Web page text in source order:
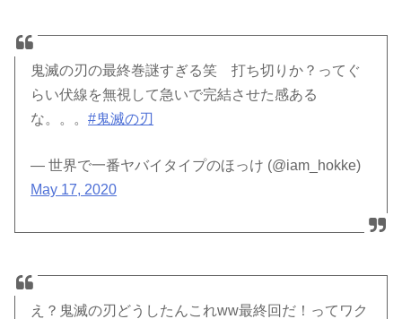
鬼滅の刃の最終巻謎すぎる笑 打ち切りか？ってぐ
らい伏線を無視して急いで完結させた感ある
な。。。#鬼滅の刃
— 世界で一番ヤバイタイプのほっけ (@iam_hokke)
May 17, 2020
え？鬼滅の刃どうしたんこれww最終回だ！ってワク